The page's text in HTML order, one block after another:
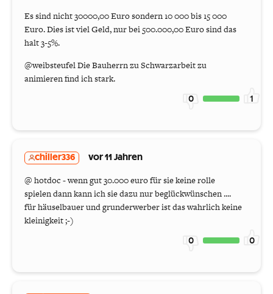
Es sind nicht 30000,00 Euro sondern 10 000 bis 15 000
Euro. Dies ist viel Geld, nur bei 500.000,00 Euro sind das
halt 3-5%.
@weibsteufel Die Bauherrn zu Schwarzarbeit zu
animieren find ich stark.
0 1
chiller336 vor 11 Jahren
@ hotdoc - wenn gut 30.000 euro für sie keine rolle
spielen dann kann ich sie dazu nur beglückwünschen ....
für häuselbauer und grunderwerber ist das wahrlich keine
kleinigkeit ;-)
0 0